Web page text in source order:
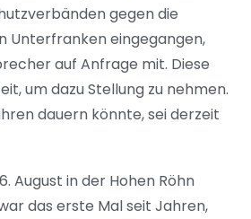
gegen die
Unterfranken eingegangen,
auf Anfrage mit. Diese
um dazu Stellung zu nehmen.
dauern könnte, sei derzeit
August in der Hohen Röhn
das erste Mal seit Jahren,